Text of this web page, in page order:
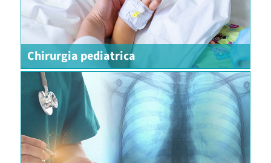
Chirurgia pediatrica